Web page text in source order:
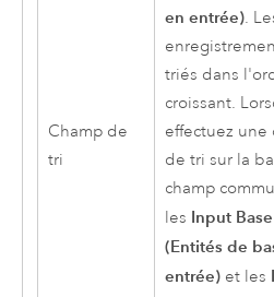
Champ de
tri
en entrée).
triés dans
croissant.
effectuez une
de tri sur la
champ
les Input
(Entités de
entrée)et les